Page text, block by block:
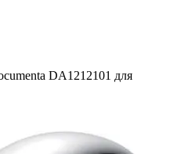
DA1212101 для